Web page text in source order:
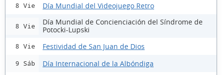
8 Vie Día Mundial del Videojuego Retro
8 Vie
Día Mundial de Concienciación del Síndrome de
Potocki-Lupski
8 Vie Festividad de San Juan de Dios
9 Sáb Día Internacional de la Albóndiga